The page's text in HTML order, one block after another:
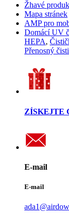
Žhavé
Mapa stránek
AMP pro
Domácí UV
HEPA,
Přenosný
ZÍSKEJTE
E-mail
E-mail